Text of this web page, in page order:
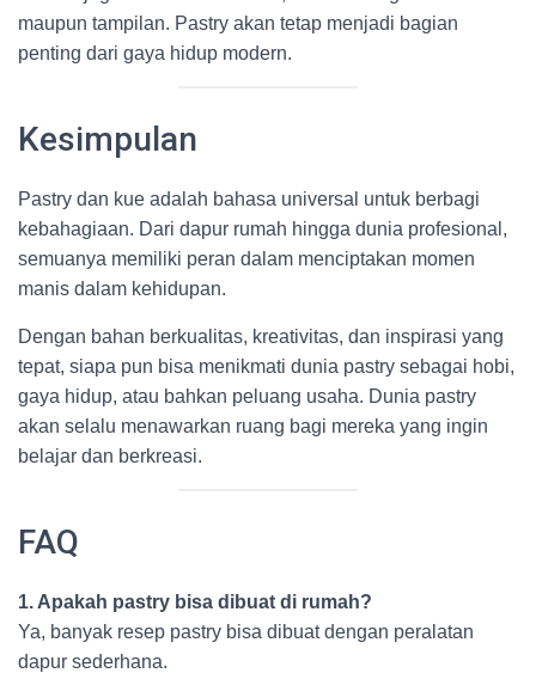
maupun tampilan. Pastry akan tetap menjadi bagian
penting dari gaya hidup modern.
Kesimpulan
Pastry dan kue adalah bahasa universal untuk berbagi
kebahagiaan. Dari dapur rumah hingga dunia profesional,
semuanya memiliki peran dalam menciptakan momen
manis dalam kehidupan.
Dengan bahan berkualitas, kreativitas, dan inspirasi yang
tepat, siapa pun bisa menikmati dunia pastry sebagai hobi,
gaya hidup, atau bahkan peluang usaha. Dunia pastry
akan selalu menawarkan ruang bagi mereka yang ingin
belajar dan berkreasi.
FAQ
1. Apakah pastry bisa dibuat di rumah?
Ya, banyak resep pastry bisa dibuat dengan peralatan
dapur sederhana.